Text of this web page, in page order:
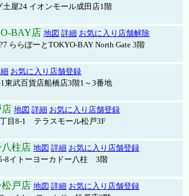
屋24 イオンモール成田店1階
BAY店 地図 詳細 お気に入り店舗解除
ららぽーとTOKYO-BAY North Gate 3階
お気に入り店舗登録
東武百貨店船橋店3階1～3番地
店 地図 詳細 お気に入り店舗登録
目8-1 テラスモール松戸3F
柱店 地図 詳細 お気に入り店舗登録
8イトーヨーカドー八柱 3階
戸店 地図 詳細 お気に入り店舗登録